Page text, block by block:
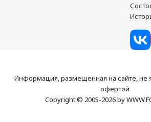
Информация, размещенная на сайте, не
офертой
Copyright © 2005-2026 by